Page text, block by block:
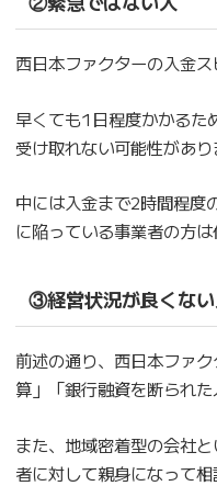
西日本ファクターの入金ス
早くても1日程度かかるた
受け取れない可能性があり
中には入金まで2時間程度
に陥っている事業者の方
③経営状況が良くな
前述の通り、西日本ファ
算」「銀行融資を断られ
また、地域密着型の会社
者に対して親身になって相